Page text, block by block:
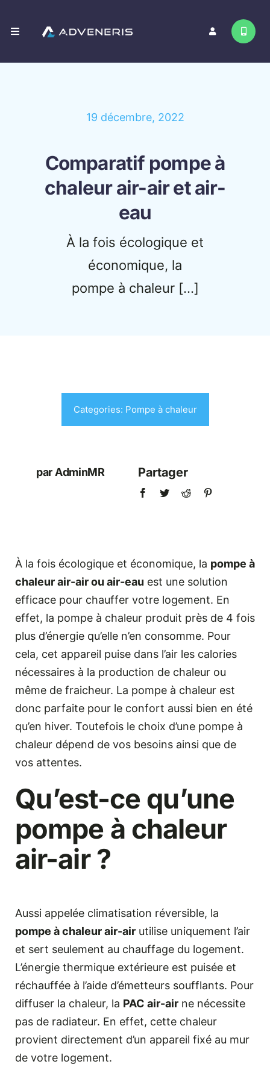
au
Toggle
19 décembre, 2022
Comparatif pompe à
chaleur air-air et air-
eau
À la fois écologique et
économique, la
pompe à chaleur […]
Categories: Pompe à chaleur
par AdminMR Partager
À la fois écologique et économique, la pompe à
chaleur air-air ou air-eau est une solution
efficace pour chauffer votre logement. En
effet, la pompe à chaleur produit près de 4 fois
plus d’énergie qu’elle n’en consomme. Pour
cela, cet appareil puise dans l’air les calories
nécessaires à la production de chaleur ou
même de fraicheur. La pompe à chaleur est
donc parfaite pour le confort aussi bien en été
qu’en hiver. Toutefois le choix d’une pompe à
chaleur dépend de vos besoins ainsi que de
vos attentes.
Qu’est-ce qu’une
pompe à chaleur
air-air ?
Aussi appelée climatisation réversible, la
pompe à chaleur air-air utilise uniquement l’air
et sert seulement au chauffage du logement.
L’énergie thermique extérieure est puisée et
réchauffée à l’aide d’émetteurs soufflants. Pour
diffuser la chaleur, la PAC air-air ne nécessite
pas de radiateur. En effet, cette chaleur
provient directement d’un appareil fixé au mur
de votre logement.